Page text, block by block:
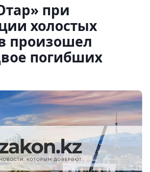
при
холостых
произошел
погибших